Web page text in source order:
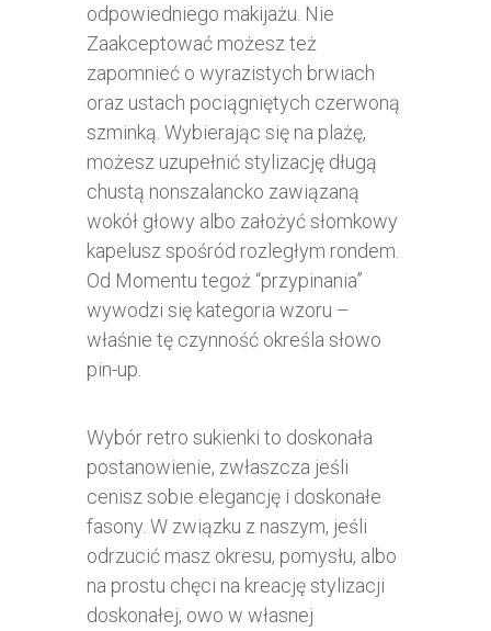
odpowiedniego makijażu. Nie
Zaakceptować możesz też
zapomnieć o wyrazistych brwiach
oraz ustach pociągniętych czerwoną
szminką. Wybierając się na plażę,
możesz uzupełnić stylizację długą
chustą nonszalancko zawiązaną
wokół głowy albo założyć słomkowy
kapelusz spośród rozległym rondem.
Od Momentu tegoż “przypinania”
wywodzi się kategoria wzoru –
właśnie tę czynność określa słowo
pin-up.
Wybór retro sukienki to doskonała
postanowienie, zwłaszcza jeśli
cenisz sobie elegancję i doskonałe
fasony. W związku z naszym, jeśli
odrzucić masz okresu, pomysłu, albo
na prostu chęci na kreację stylizacji
doskonałej, owo w własnej